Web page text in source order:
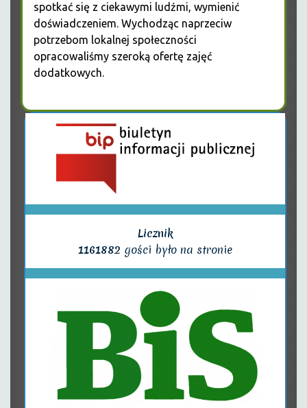
spotkać się z ciekawymi ludźmi, wymienić
doświadczeniem. Wychodząc naprzeciw
potrzebom lokalnej społeczności
opracowaliśmy szeroką ofertę zajęć
dodatkowych.
Licznik
1161882 gości było na stronie